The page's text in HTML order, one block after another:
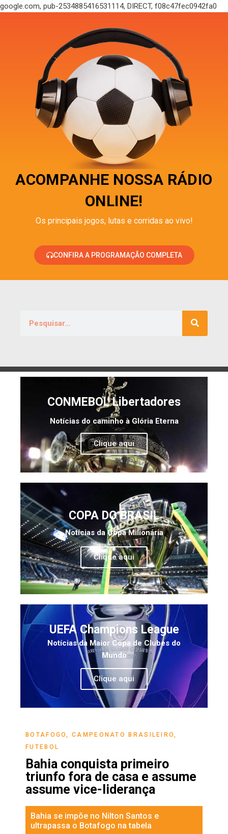
google.com, pub-2534885416531114, DIRECT, f08c47fec0942fa0
ACOMPANHE NOSSA RÁDIO
ONLINE!
Os principais jogos, lutas e corridas ao vivo!
CONFIRA A PROGRAMAÇÃO COMPLETA
CONMEBOL Libertadores
Notícias do caminho à Glória Eterna
Clique aqui
COPA DO BRASIL
Notícias da Copa Milionária
Clique aqui
UEFA Champions League
Notícias da Maior Copa de Clubes do
Mundo
Clique aqui
BOTAFOGO ,CAMPEONATO BRASILEIRO
FUTEBOL
Bahia conquista primeiro
triunfo fora de casa e assume
assume vice-liderança
Bahia se impõe no Nilton Santos e
ultrapassa o Botafogo na tabela